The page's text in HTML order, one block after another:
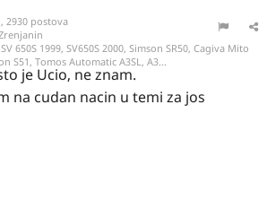
2930 postova
SV 650S 1999, SV650S 2000, Simson SR50, Cagiva Mito
S51, Tomos Automatic A3SL, A3...
je Ucio, ne znam.
na cudan nacin u temi za jos